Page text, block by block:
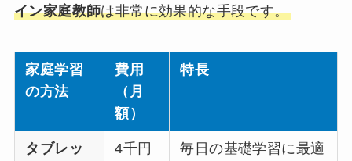
イン家庭教師は非常に効果的な手段です。
家庭学習
の方法
費用
（月
額）
特長
タブレッ
4千円
毎日の基礎学習に最適